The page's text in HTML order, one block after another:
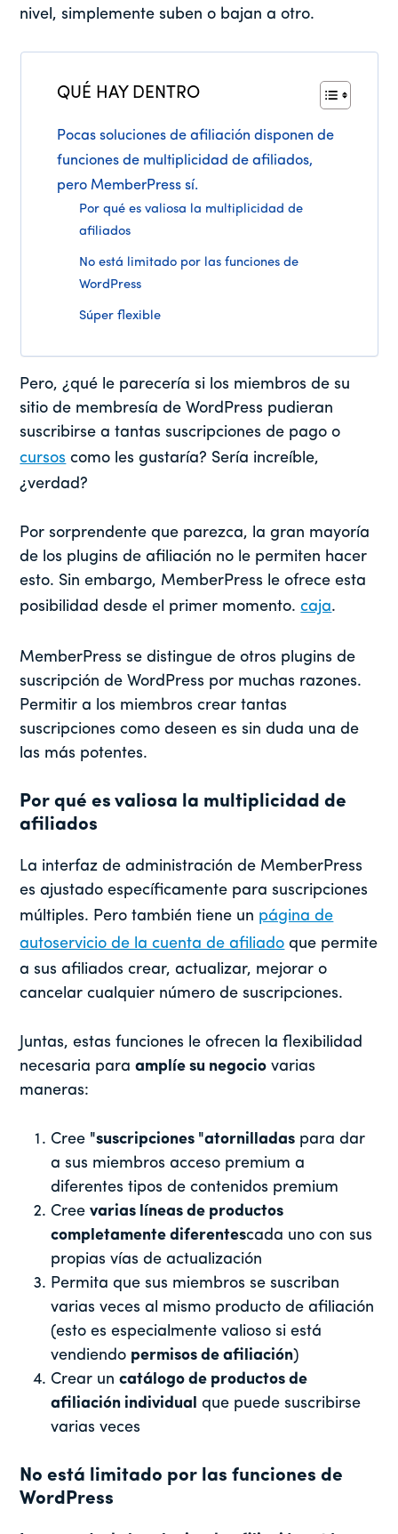
nivel, simplemente suben o bajan a otro.
QUÉ HAY DENTRO
Pocas soluciones de afiliación disponen de
funciones de multiplicidad de afiliados,
pero MemberPress sí.
Por qué es valiosa la multiplicidad de
afiliados
No está limitado por las funciones de
WordPress
Súper flexible
Pero, ¿qué le parecería si los miembros de su
sitio de membresía de WordPress pudieran
suscribirse a tantas suscripciones de pago o
cursos como les gustaría? Sería increíble,
¿verdad?
Por sorprendente que parezca, la gran mayoría
de los plugins de afiliación no le permiten hacer
esto. Sin embargo, MemberPress le ofrece esta
posibilidad desde el primer momento.caja.
MemberPress se distingue de otros plugins de
suscripción de WordPress por muchas razones.
Permitir a los miembros crear tantas
suscripciones como deseen es sin duda una de
las más potentes.
Por qué es valiosa la multiplicidad de
afiliados
La interfaz de administración de MemberPress
es ajustado específicamente para suscripciones
múltiples. Pero también tiene un página de
autoservicio de la cuenta de afiliado que permite
a sus afiliados crear, actualizar, mejorar o
cancelar cualquier número de suscripciones.
Juntas, estas funciones le ofrecen la flexibilidad
necesaria paraamplíe su negocio varias
maneras:
Cree "suscripciones "atornilladas para dar
a sus miembros acceso premium a
diferentes tipos de contenidos premium
Creevarias líneas de productos
completamente diferentescada uno con sus
propias vías de actualización
Permita que sus miembros se suscriban
varias veces al mismo producto de afiliación
(esto es especialmente valioso si está
vendiendo permisos de afiliación)
Crear uncatálogo de productos de
afiliación individual que puede suscribirse
varias veces
No está limitado por las funciones de
WordPress